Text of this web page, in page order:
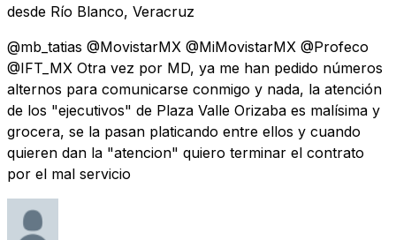
desde Río Blanco, Veracruz
@mb_tatias @MovistarMX @MiMovistarMX @Profeco
@IFT_MX Otra vez por MD, ya me han pedido números
alternos para comunicarse conmigo y nada, la atención
de los "ejecutivos" de Plaza Valle Orizaba es malísima y
grocera, se la pasan platicando entre ellos y cuando
quieren dan la "atencion" quiero terminar el contrato
por el mal servicio